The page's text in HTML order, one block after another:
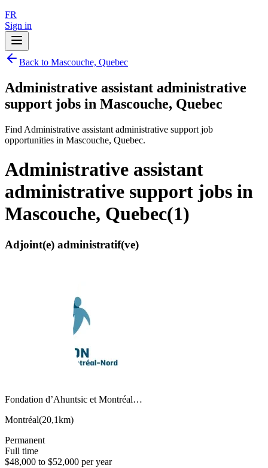
FR
Sign in
Back to Mascouche, Quebec
Administrative assistant administrative
support jobs in Mascouche, Quebec
Find Administrative assistant administrative support job
opportunities in Mascouche, Quebec.
Administrative assistant
administrative support jobs in
Mascouche, Quebec(1)
Adjoint(e) administratif(ve)
Fondation d’Ahuntsic et Montréal…
Montréal(20,1km)
Permanent
Full time
$48,000 to $52,000 per year